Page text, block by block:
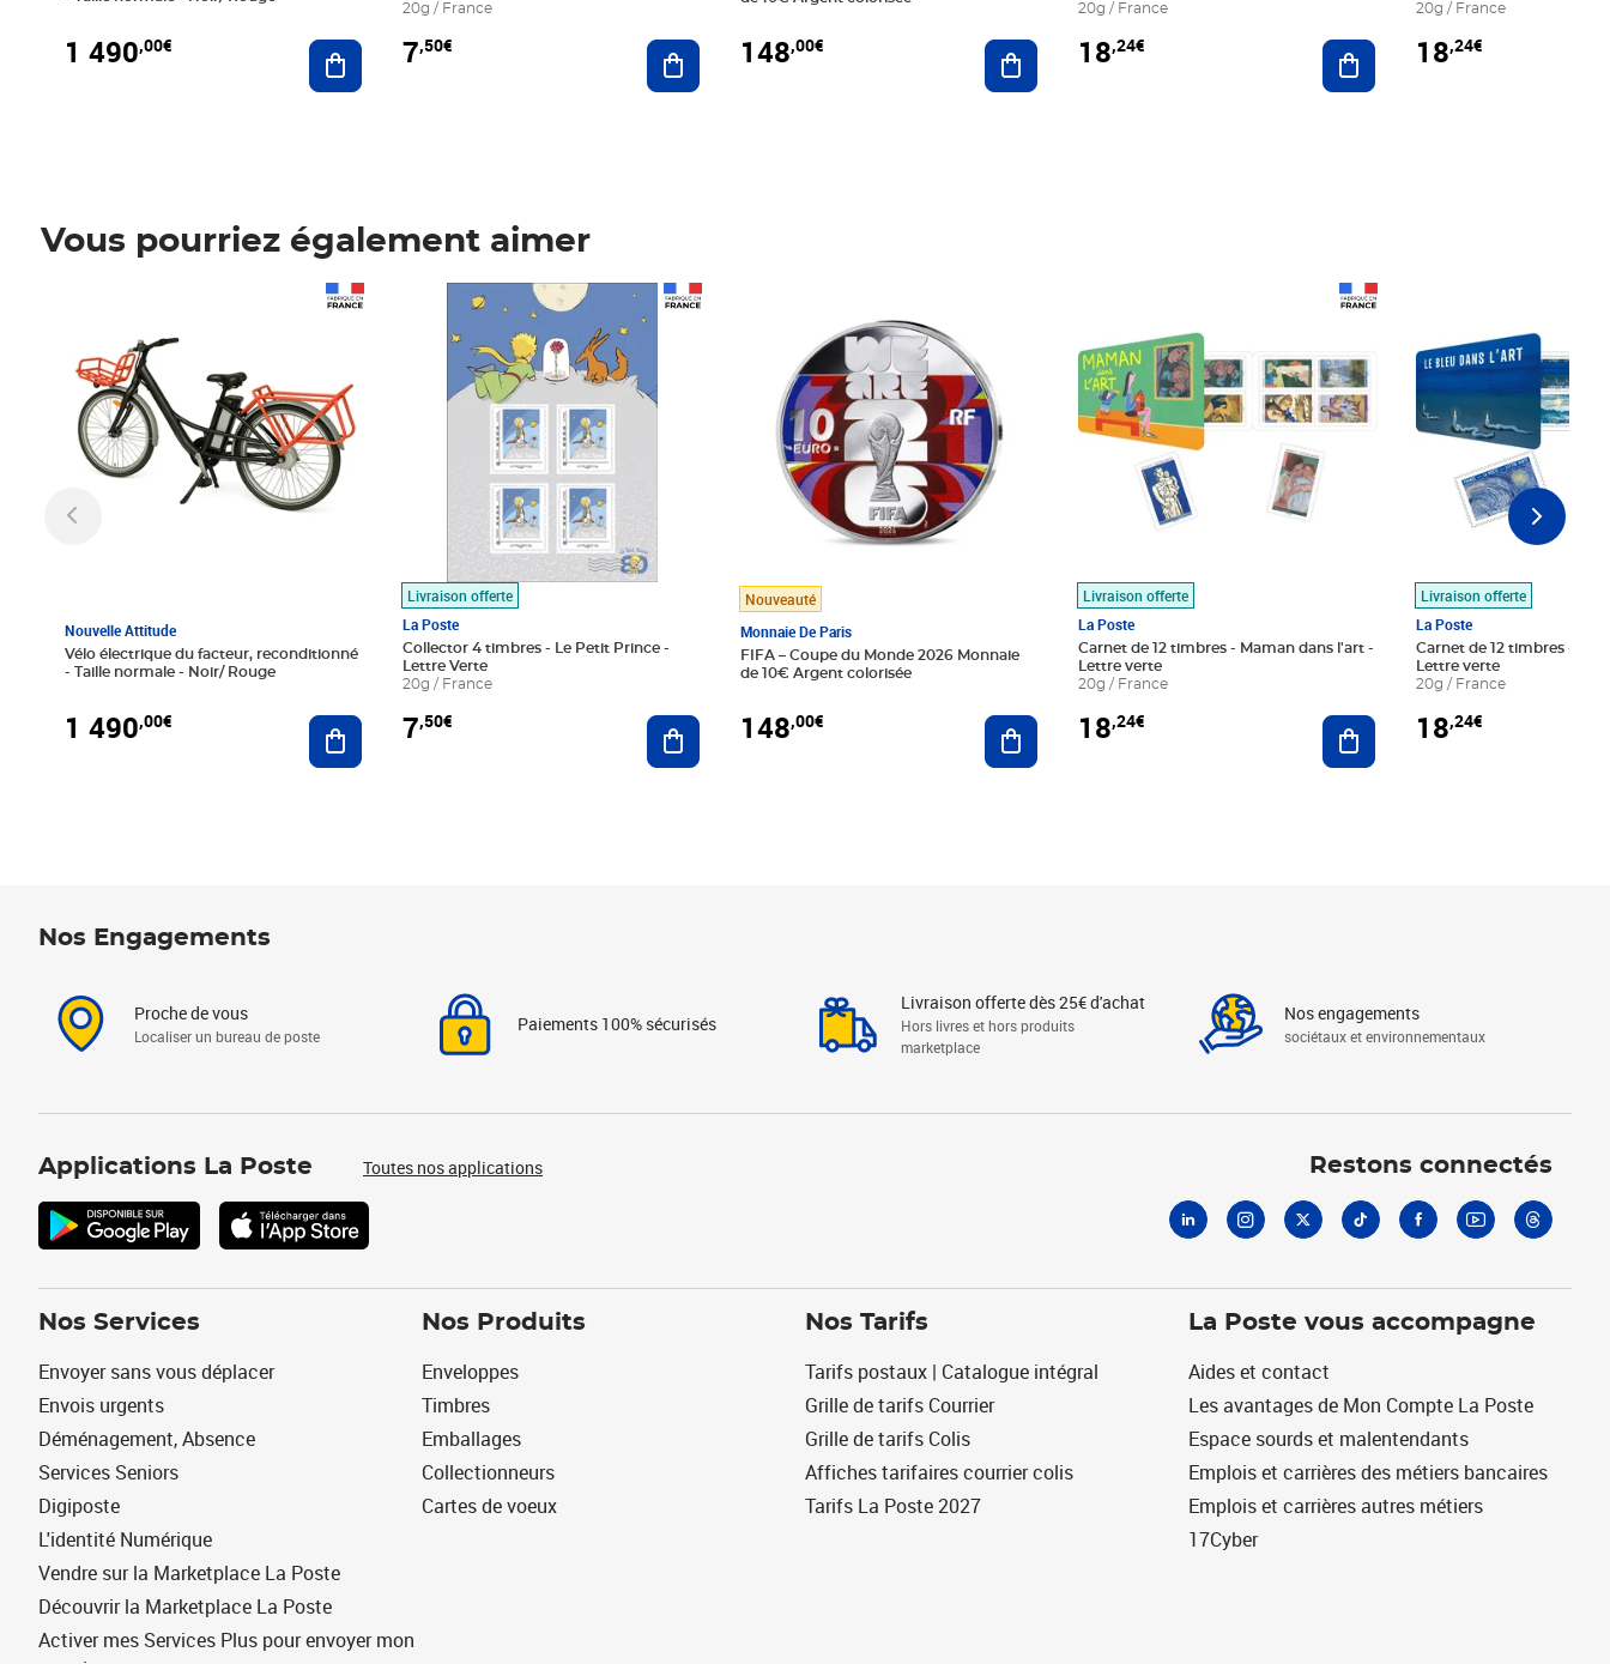
1 490,00€ Ajouter au panier
20g / France
7,50€ Ajouter au panier
148,00€ Ajouter au panier
20g / France
18,24€ Ajouter au panier
20g / France
18,24€
Vous pourriez également aimer
Nouvelle Attitude
Vélo électrique du facteur, reconditionné
- Taille normale - Noir/ Rouge
1 490,00€ Ajouter au panier
Livraison offerte
La Poste
Collector 4 timbres - Le Petit Prince -
Lettre Verte
20g / France
7,50€
Prix 7,50€
Ajouter au panier
Nouveauté
Monnaie De Paris
FIFA – Coupe du Monde 2026 Monnaie
de 10€ Argent colorisée
148,00€ Ajouter au panier
Livraison offerte
La Poste
Carnet de 12 timbres - Maman dans l'art -
Lettre verte
20g / France
18,24€ Ajouter au panier
Livraison offerte
La Poste
Carnet de 12 timbres - Le
Lettre verte
20g / France
18,24€
Nos Engagements
Proche de vous
Localiser un bureau de poste
Paiements 100% sécurisés
Livraison offerte dès 25€ d'achat
Hors livres et hors produits
marketplace
Nos engagements
sociétaux et environnementaux
Applications La Poste Toutes nos applications Restons connectés
Nos Services
Envoyer sans vous déplacer
Envois urgents
Déménagement, Absence
Services Seniors
Digiposte
L'identité Numérique
Vendre sur la Marketplace La Poste
Découvrir la Marketplace La Poste
Activer mes Services Plus pour envoyer mon
Nos Produits
Enveloppes
Timbres
Emballages
Collectionneurs
Cartes de voeux
Nos Tarifs
Tarifs postaux | Catalogue intégral
Grille de tarifs Courrier
Grille de tarifs Colis
Affiches tarifaires courrier colis
Tarifs La Poste 2027
La Poste vous accompagne
Aides et contact
Les avantages de Mon Compte La Poste
Espace sourds et malentendants
Emplois et carrières des métiers bancaires
Emplois et carrières autres métiers
17Cyber